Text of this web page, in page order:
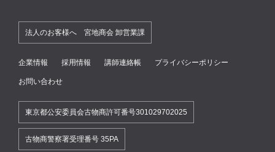
法人のお客様へ 宮地商会 卸営業課
企業情報 採用情報 講師連絡帳 プライバシーポリシー
お問い合わせ
東京都公安委員会古物商許可番号301029702025
古物商警察署受理番号 35PA